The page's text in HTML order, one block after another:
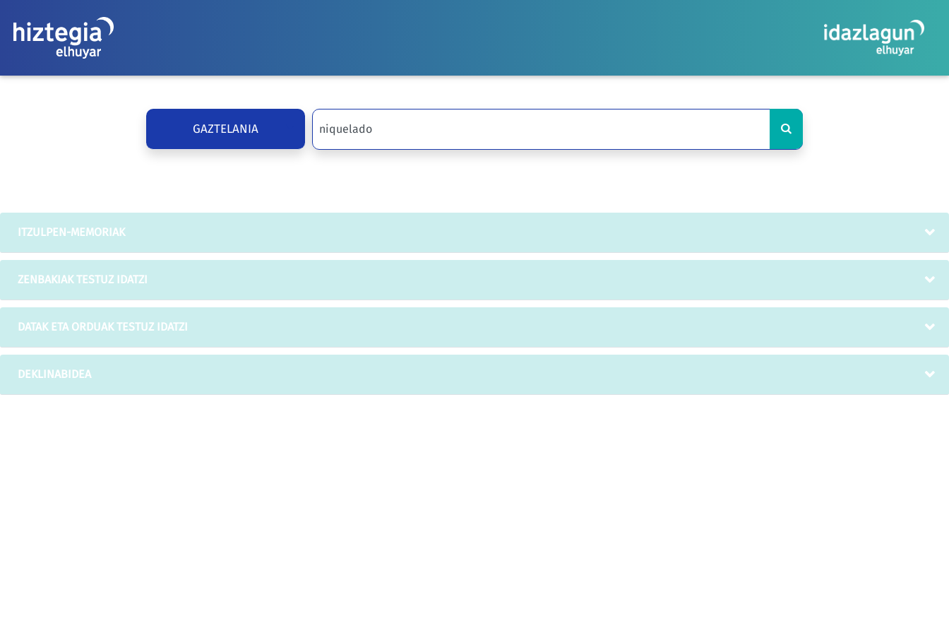
GAZTELANIA
ITZULPEN-MEMORIAK
ZENBAKIAK TESTUZ IDATZI
DATAK ETA ORDUAK TESTUZ IDATZI
DEKLINABIDEA